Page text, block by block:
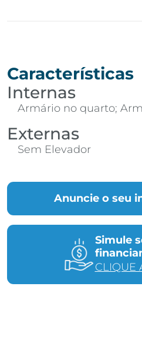
Anuncie o seu
Simule
CLIQUE
Características
Internas
Armário no quarto;
Externas
Sem Elevador